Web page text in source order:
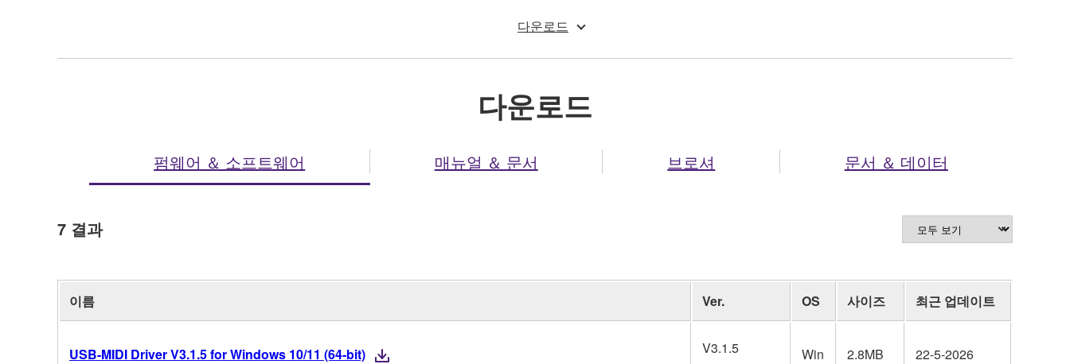
다운로드
다운로드
펌웨어 ＆ 소프트웨어 매뉴얼 ＆ 문서 브로셔 문서 ＆ 데이터
7 결과
이름 Ver. OS 사이즈 최근 업데이트
USB-MIDI Driver V3.1.5 for Windows 10/11 (64-bit) V3.1.5 Win 2.8MB 22-5-2026